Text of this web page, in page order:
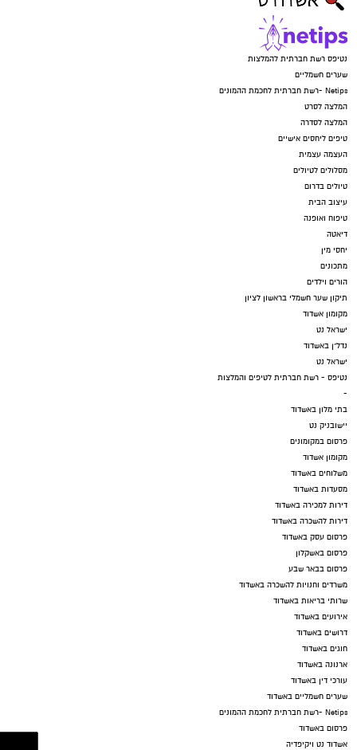
נטיפס רשת חברתית להמלצות
שערים חשמליים
Netips -רשת חברתית לחכמת ההמונים
המלצה לסרט
המלצה לסדרה
טיפים ליחסים אישיים
העצמה עצמית
מסלולים לטיולים
טיולים בדרום
עיצוב הבית
טיפוח ואופנה
דיאטה
יחסי מין
מתכונים
הורים וילדים
תיקון שער חשמלי בראשון לציון
מקומון אשדוד
ישראל נט
נדל"ן באשדוד
ישראל נט
נטיפס - רשת חברתית לטיפים והמלצות
-
בתי מלון באשדוד
יישובניק נט
פרסום במקומונים
מקומון אשדוד
משלוחים באשדוד
מסעדות באשדוד
דירות למכירה באשדוד
דירות להשכרה באשדוד
פרסום עסק באשדוד
פרסום באשקלון
פרסום בבאר שבע
משרדים וחנויות להשכרה באשדוד
שרותי בריאות באשדוד
אירועים באשדוד
דרושים באשדוד
חוגים באשדוד
ארנונה באשדוד
עורכי דין באשדוד
שערים חשמליים באשדוד
Netips -רשת חברתית לחכמת ההמונים
פרסום באשדוד
אשדוד נט ויקיפדיה